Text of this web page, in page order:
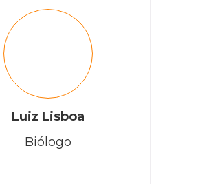
Luiz Lisboa
Biólogo